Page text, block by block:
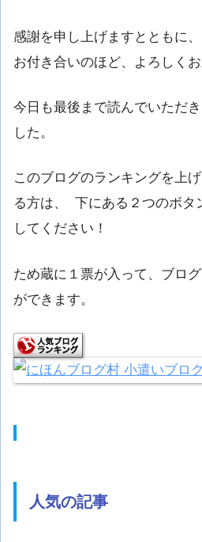
感謝を申し上げますとともに
お付き合いのほど、よろしく
今日も最後まで読んでいただ
した。
このブログのランキングを上
る方は、 下にある２つのボタ
してください！
ため蔵に１票が入って、ブロ
ができます。
人気の記事